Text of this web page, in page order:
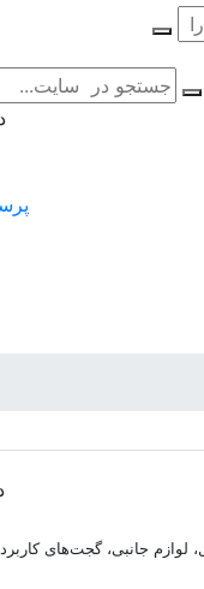
لوازم جانبی، گجت‌های